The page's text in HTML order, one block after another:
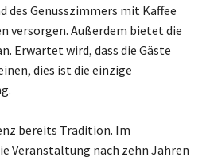
des Genusszimmers mit Kaffee
versorgen. Außerdem bietet die
Erwartet wird, dass die Gäste
dies ist die einzige
bereits Tradition. Im
Veranstaltung nach zehn Jahren